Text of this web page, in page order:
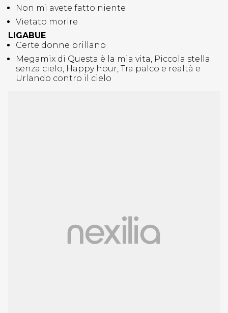
Non mi avete fatto niente
Vietato morire
LIGABUE
Certe donne brillano
Megamix di Questa è la mia vita, Piccola stella
senza cielo, Happy hour, Tra palco e realtà e
Urlando contro il cielo